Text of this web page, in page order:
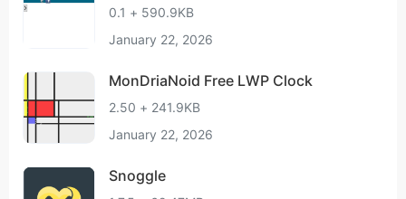
0.1 + 590.9KB
January 22, 2026
MonDriaNoid Free LWP Clock
2.50 + 241.9KB
January 22, 2026
Snoggle